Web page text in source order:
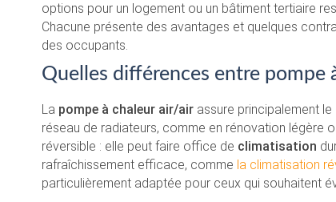
options pour un logement ou un bâtiment tertiaire
Chacune présente des avantages et quelques
des occupants.
Quelles différences entre pompe
La pompe à chaleur air/air assure principalement
réseau de radiateurs, comme en rénovation légère
réversible : elle peut faire office de climatisation
rafraîchissement efficace, comme la climatisation
particulièrement adaptée pour ceux qui souhaitent